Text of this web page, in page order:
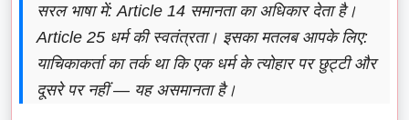
सरल भाषा में: Article 14 समानता का अधिकार देता है।
Article 25 धर्म की स्वतंत्रता। इसका मतलब आपके लिए:
याचिकाकर्ता का तर्क था कि एक धर्म के त्योहार पर छुट्टी और
दूसरे पर नहीं — यह असमानता है।